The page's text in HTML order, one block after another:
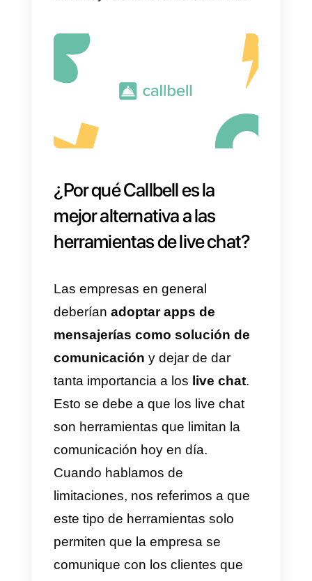
agentes de soporte disponibles
en tu empresa.
¿Para qué sirve
SmartSupp?
SmartSupp es una herramienta
que ayuda a crear relaciones con
los clientes por medio del sitio
web, esto sucede en tiempo real
mientras que todos los agentes
de soporte chatean en vivo con
los clientes, SmartSupp integra